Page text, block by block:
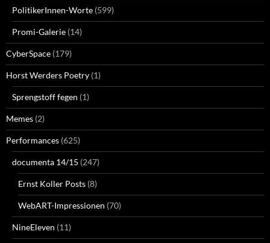
PolitikerInnen-Worte (599)
Promi-Galerie (14)
CyberSpace (179)
Horst Werders Poetry (1)
Sprengstoff fegen (1)
Memes (2)
Performances (625)
documenta 14/15 (247)
Ernst Koller Posts (8)
WebART-Impressionen (70)
NineEleven (11)